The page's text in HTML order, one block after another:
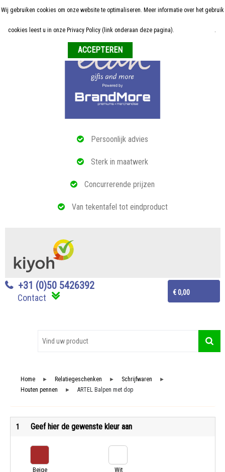
Persoonlijk advies
Sterk in maatwerk
Concurrerende prijzen
Van tekentafel tot eindproduct
€ 0,00
+31 (0)50 5426392
Contact
Home
ALLE RELATIEGESCHENKEN
Home ► Relatiegeschenken ► Schrijfwaren ►
Houten pennen ► ARTEL Balpen met dop
1 Geef hier de gewenste kleur aan
Beige Wit
Wij gebruiken cookies om onze website te optimaliseren. Meer informatie over het gebruik
cookies leest u in onze Privacy Policy (link onderaan deze pagina). .